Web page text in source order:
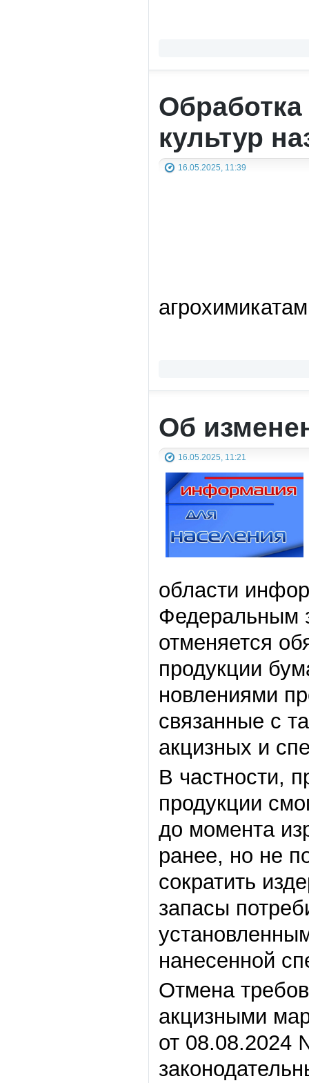
культур
16.05.2025, 11:39
Об
16.05.2025, 11:21
области
Федеральным
отменяется
продукции
новлениями
связанные с
акцизных и
В частности,
продукции
до момента
ранее, но не
сократить
запасы
нанесенной
Отмена
акцизными
от 08.08.2024